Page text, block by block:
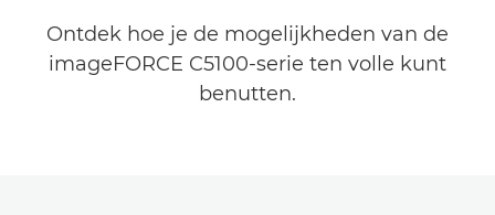
Ontdek hoe je de mogelijkheden van de
imageFORCE C5100-serie ten volle kunt
benutten.